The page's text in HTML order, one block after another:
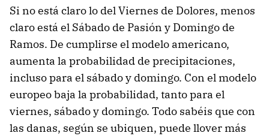
Si no está claro lo del Viernes de Dolores, menos
claro está el Sábado de Pasión y Domingo de
Ramos. De cumplirse el modelo americano,
aumenta la probabilidad de precipitaciones,
incluso para el sábado y domingo. Con el modelo
europeo baja la probabilidad, tanto para el
viernes, sábado y domingo. Todo sabéis que con
las danas, según se ubiquen, puede llover más